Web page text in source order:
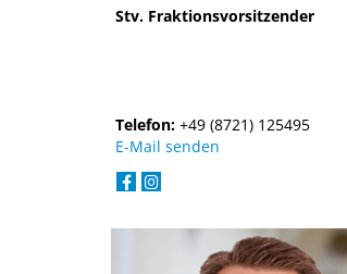
Stv. Fraktionsvorsitzender
Telefon: +49 (8721) 125495
E-Mail senden